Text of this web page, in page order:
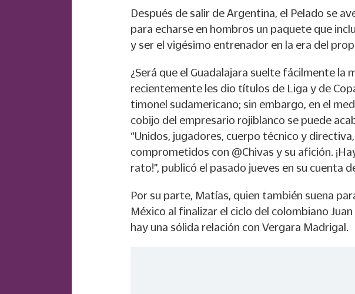
Después de salir de Argentina, el Pelado se
para echarse en hombros un paquete que
y ser el vigésimo entrenador en la era del
¿Será que el Guadalajara suelte fácilmente la
recientemente les dio títulos de Liga y de
timonel sudamericano; sin embargo, en el
cobijo del empresario rojiblanco se puede
“Unidos, jugadores, cuerpo técnico y
comprometidos con @Chivas y su afición.
rato!”, publicó el pasado jueves en su cuenta
Por su parte, Matías, quien también suena
México al finalizar el ciclo del colombiano
hay una sólida relación con Vergara Madrigal.